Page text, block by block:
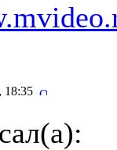
18:35